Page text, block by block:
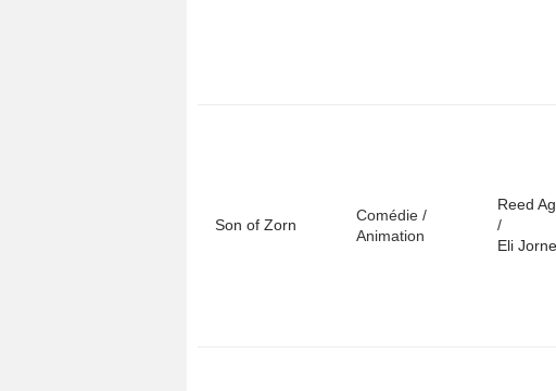
Son of Zorn
Comédie /
Animation
Reed
/
Eli Jorne